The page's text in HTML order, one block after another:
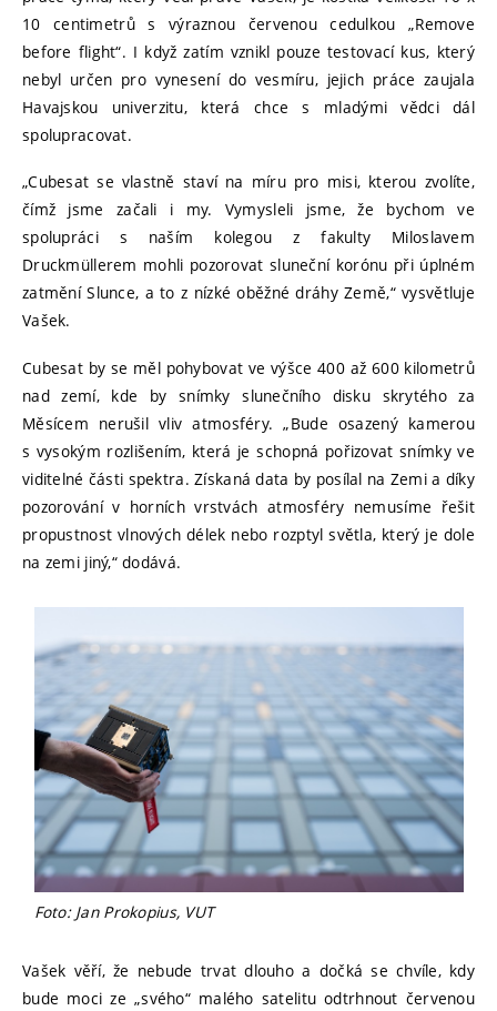
10 centimetrů s výraznou červenou cedulkou „Remove
before flight“. I když zatím vznikl pouze testovací kus, který
nebyl určen pro vynesení do vesmíru, jejich práce zaujala
Havajskou univerzitu, která chce s mladými vědci dál
spolupracovat.
„Cubesat se vlastně staví na míru pro misi, kterou zvolíte,
čímž jsme začali i my. Vymysleli jsme, že bychom ve
spolupráci s naším kolegou z fakulty Miloslavem
Druckmüllerem mohli pozorovat sluneční korónu při úplném
zatmění Slunce, a to z nízké oběžné dráhy Země,“ vysvětluje
Vašek.
Cubesat by se měl pohybovat ve výšce 400 až 600 kilometrů
nad zemí, kde by snímky slunečního disku skrytého za
Měsícem nerušil vliv atmosféry. „Bude osazený kamerou
s vysokým rozlišením, která je schopná pořizovat snímky ve
viditelné části spektra. Získaná data by posílal na Zemi a díky
pozorování v horních vrstvách atmosféry nemusíme řešit
propustnost vlnových délek nebo rozptyl světla, který je dole
na zemi jiný,“ dodává.
Foto: Jan Prokopius, VUT
Vašek věří, že nebude trvat dlouho a dočká se chvíle, kdy
bude moci ze „svého“ malého satelitu odtrhnout červenou